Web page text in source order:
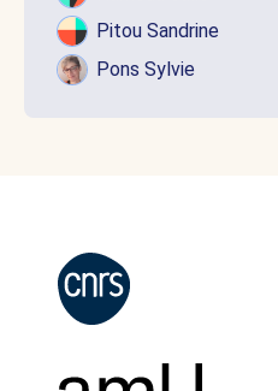
Pitou Sandrine
Pons Sylvie